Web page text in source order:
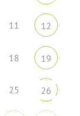
11 12
18 19
25 26